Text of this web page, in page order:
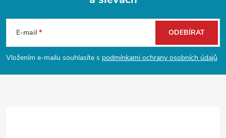
p
E-mail
Vložením e-mailu souhlasíte s podmínkami ochrany osobních údajů
ODEBÍRAT